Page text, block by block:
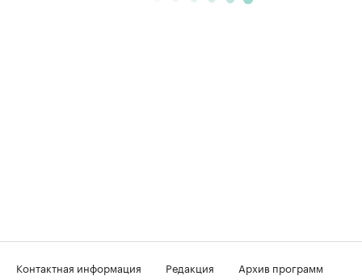
Контактная информация Редакция
Архив программ